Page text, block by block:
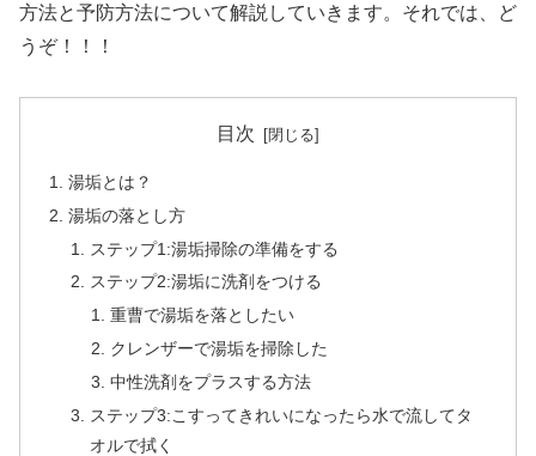
方法と予防方法について解説していきます。それでは、ど
うぞ！！！
目次
湯垢とは？
湯垢の落とし方
ステップ1:湯垢掃除の準備をする
ステップ2:湯垢に洗剤をつける
重曹で湯垢を落としたい
クレンザーで湯垢を掃除した
中性洗剤をプラスする方法
ステップ3:こすってきれいになったら水で流してタ
オルで拭く